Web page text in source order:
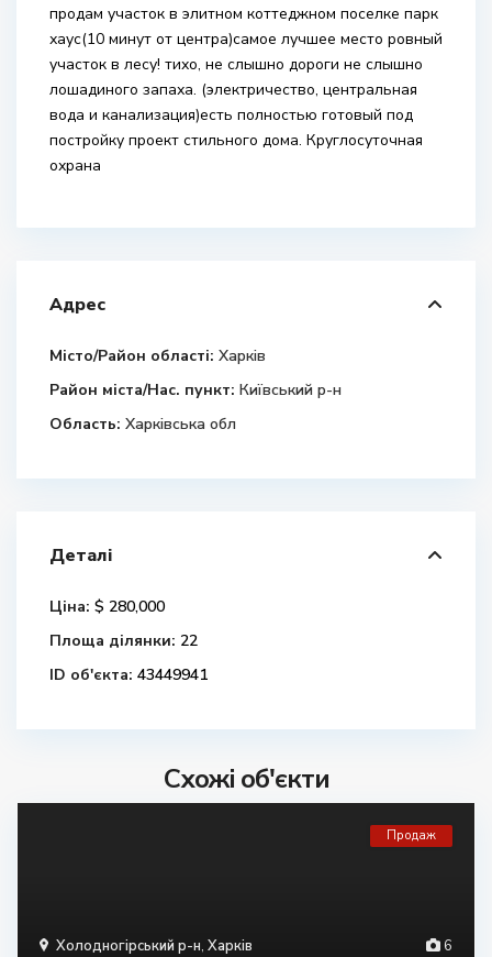
продам участок в элитном коттеджном поселке парк
хаус(10 минут от центра)самое лучшее место ровный
участок в лесу! тихо, не слышно дороги не слышно
лошадиного запаха. (электричество, центральная
вода и канализация)есть полностью готовый под
постройку проект стильного дома. Круглосуточная
охрана
Адрес
Місто/Район області: Харків
Район міста/Нас. пункт: Київський р-н
Область: Харківська обл
Деталі
Ціна: $ 280,000
Площа ділянки: 22
ID об'єкта: 43449941
Схожі об'єкти
6
Холодногірський р-н, Харків
Продаж